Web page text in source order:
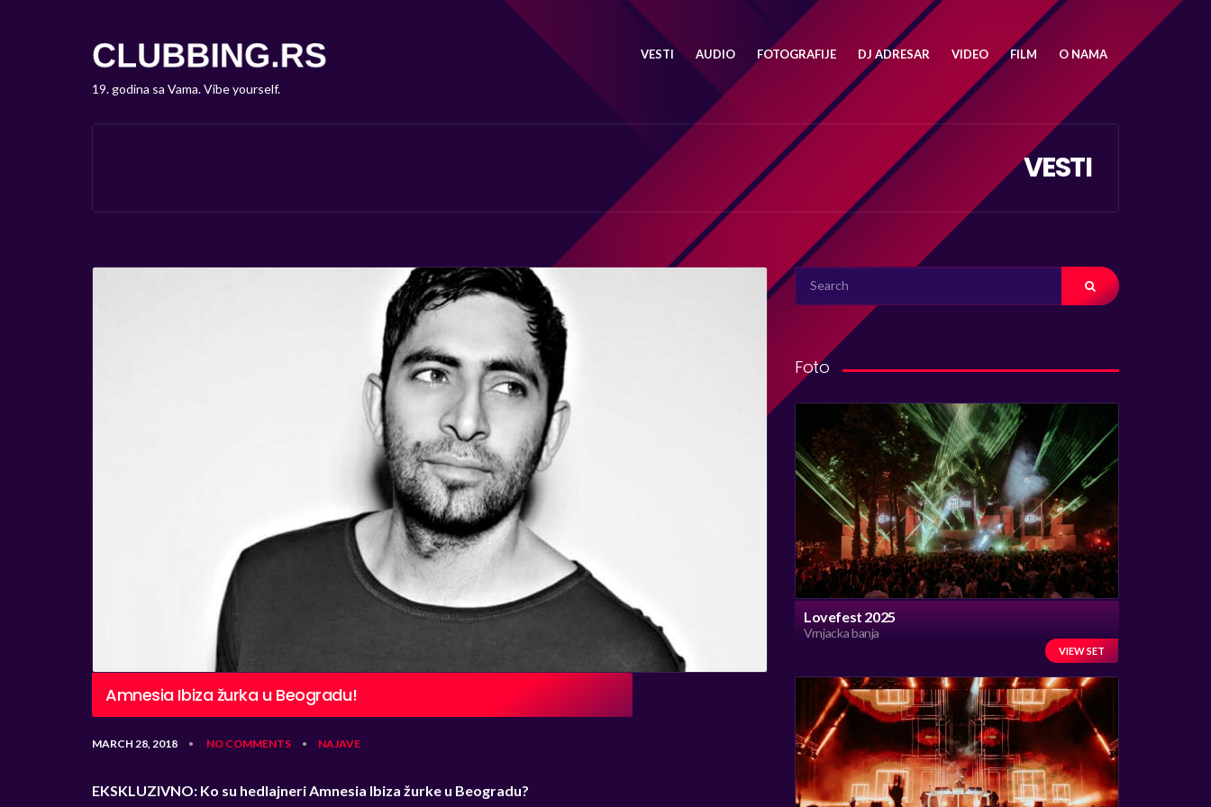
19. godina sa Vama. Vibe yourself.
VESTI AUDIO FOTOGRAFIJE DJ ADRESAR VIDEO FILM O NAMA
VESTI
Amnesia Ibiza žurka u Beogradu!
MARCH 28, 2018 • NO COMMENTS • NAJAVE
EKSKLUZIVNO: Ko su hedlajneri Amnesia Ibiza žurke u Beogradu?
SEARCH
FOR:
Foto
Lovefest 2025
Vrnjacka banja
VIEW SET